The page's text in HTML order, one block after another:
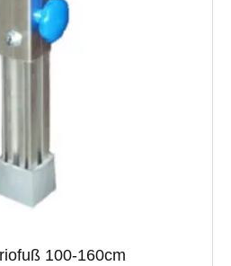
100-160cm